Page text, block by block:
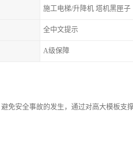
施工电梯/升降机 塔机黑匣子
全中文提示
A级保障
免安全事故的发生，通过对高大模板支